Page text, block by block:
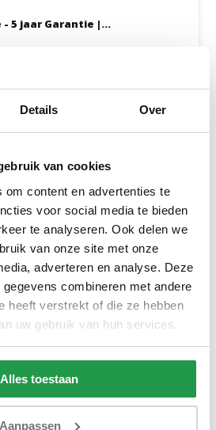
Details Over
van cookies
om content en advertenties te
voor social media te bieden
te analyseren. Ook delen we
van onze site met onze
adverteren en analyse. Deze
combineren met andere
heeft verstrekt of die ze hebben
uw gebruik van hun services.
Alles toestaan
Aanpassen
- 5 jaar Garantie |...